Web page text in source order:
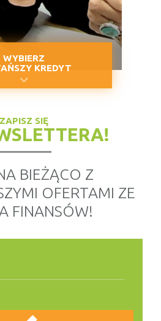
WYBIERZ
KREDYT
ZAPISZ SIĘ
BIEŻĄCO Z
OFERTAMI ZE
FINANSÓW!